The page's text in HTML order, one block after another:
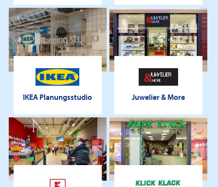
IKEA Planungsstudio Juwelier & More